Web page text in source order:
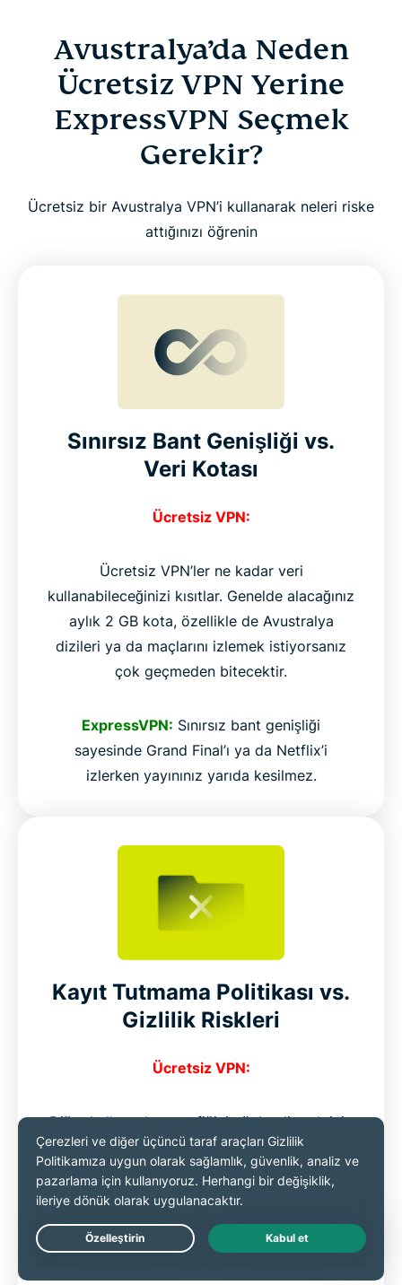
Avustralya’da Neden
Ücretsiz VPN Yerine
ExpressVPN Seçmek
Gerekir?
Ücretsiz bir Avustralya VPN’i kullanarak neleri riske
attığınızı öğrenin
Sınırsız Bant Genişliği vs.
Veri Kotası
Ücretsiz VPN:
Ücretsiz VPN’ler ne kadar veri
kullanabileceğinizi kısıtlar. Genelde alacağınız
aylık 2 GB kota, özellikle de Avustralya
dizileri ya da maçlarını izlemek istiyorsanız
çok geçmeden bitecektir.
ExpressVPN: Sınırsız bant genişliği
sayesinde Grand Final’ı ya da Netflix’i
izlerken yayınınız yarıda kesilmez.
Kayıt Tutmama Politikası vs.
Gizlilik Riskleri
Ücretsiz VPN:
Diğer kullanıcıların trafiğini yönlendirmek için
sizin ağınızın kullanıldığı eşler arası yöntemi
kullanan bazı ücretsiz VPN’ler, güvenliğinizi
riske atar. Ücretsiz VPN uygulamalarının
denetimden geçmiş kayıt tutmama
politikaları genelde yoktur.
Live Chat